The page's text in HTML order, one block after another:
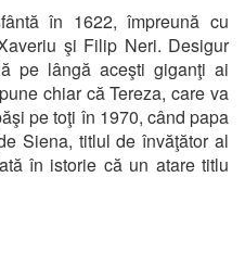
în 1622, împreună cu
şi Filip Neri. Desigur
pe lângă aceşti giganţi ai
chiar că Tereza, care va
pe toţi în 1970, când papa
Siena, titlul de învăţător al
în istorie că un atare titlu